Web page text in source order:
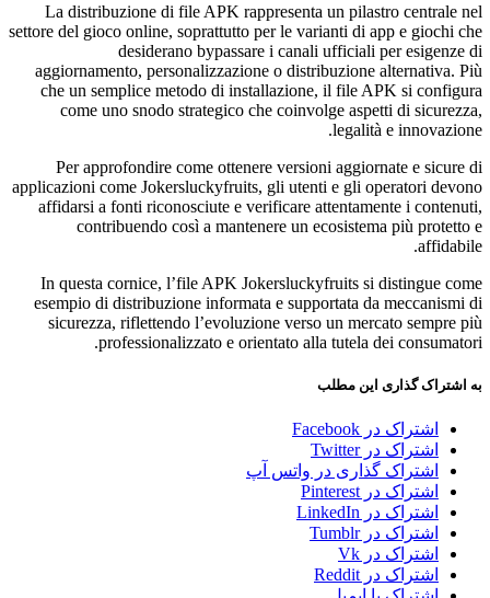
La distribuzione di file APK rappresenta un pilastro centrale nel
settore del gioco online, soprattutto per le varianti di app e giochi che
desiderano bypassare i canali ufficiali per esigenze di
aggiornamento, personalizzazione o distribuzione alternativa. Più
che un semplice metodo di installazione, il file APK si configura
come uno snodo strategico che coinvolge aspetti di sicurezza,
legalità e innovazione.
Per approfondire come ottenere versioni aggiornate e sicure di
applicazioni come Jokersluckyfruits, gli utenti e gli operatori devono
affidarsi a fonti riconosciute e verificare attentamente i contenuti,
contribuendo così a mantenere un ecosistema più protetto e
affidabile.
In questa cornice, l’file APK Jokersluckyfruits si distingue come
esempio di distribuzione informata e supportata da meccanismi di
sicurezza, riflettendo l’evoluzione verso un mercato sempre più
professionalizzato e orientato alla tutela dei consumatori.
به اشتراک گذاری این مطلب
اشتراک در Facebook
اشتراک در Twitter
اشتراک گذاری در واتس آپ
اشتراک در Pinterest
اشتراک در LinkedIn
اشتراک در Tumblr
اشتراک در Vk
اشتراک در Reddit